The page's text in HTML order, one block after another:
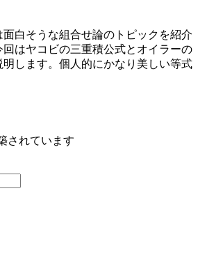
面白そうな組合せ論のトピックを紹介
回はヤコビの三重積公式とオイラーの
します。個人的にかなり美しい等式
されています